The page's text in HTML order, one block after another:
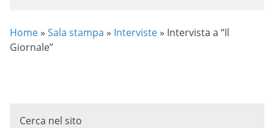
Home » Sala stampa » Interviste » Intervista a “Il
Giornale”
Cerca nel sito